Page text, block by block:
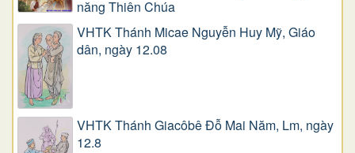
năng Thiên Chúa
VHTK Thánh Micae Nguyễn Huy Mỹ, Giáo
dân, ngày 12.08
VHTK Thánh Giacôbê Ðỗ Mai Năm, Lm, ngày
12.8